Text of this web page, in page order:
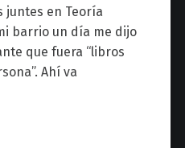
juntes en Teoría
barrio un día me dijo
que fuera “libros
Ahí va